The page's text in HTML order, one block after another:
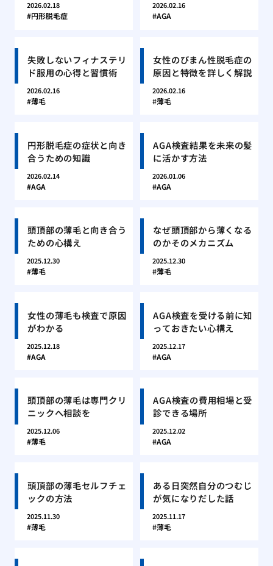
2026.02.18
円形脱毛症
2026.02.16
AGA
失敗しないフィナステリ
ド服用の心得と習慣術
2026.02.16
薄毛
女性のびまん性脱毛症の
原因と特徴を詳しく解説
2026.02.16
薄毛
円形脱毛症の症状と向き
合うための知識
2026.02.14
AGA
AGA検査結果を未来の髪
に活かす方法
2026.01.06
AGA
頭頂部の薄毛と向き合う
ための心構え
2025.12.30
薄毛
なぜ頭頂部から薄くなる
のかそのメカニズム
2025.12.30
薄毛
女性の薄毛も検査で原因
がわかる
2025.12.18
AGA
AGA検査を受ける前に知
っておきたい心構え
2025.12.17
AGA
頭頂部の薄毛は専門クリ
ニックへ相談を
2025.12.06
薄毛
AGA検査の費用相場と受
診できる場所
2025.12.02
AGA
頭頂部の薄毛セルフチェ
ックの方法
2025.11.30
薄毛
ある日突然自分のつむじ
が気になりだした話
2025.11.17
薄毛